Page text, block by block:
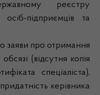
реєстру
підприємців та
заяви про отримання
(відсутня копія
спеціаліста),
керівника